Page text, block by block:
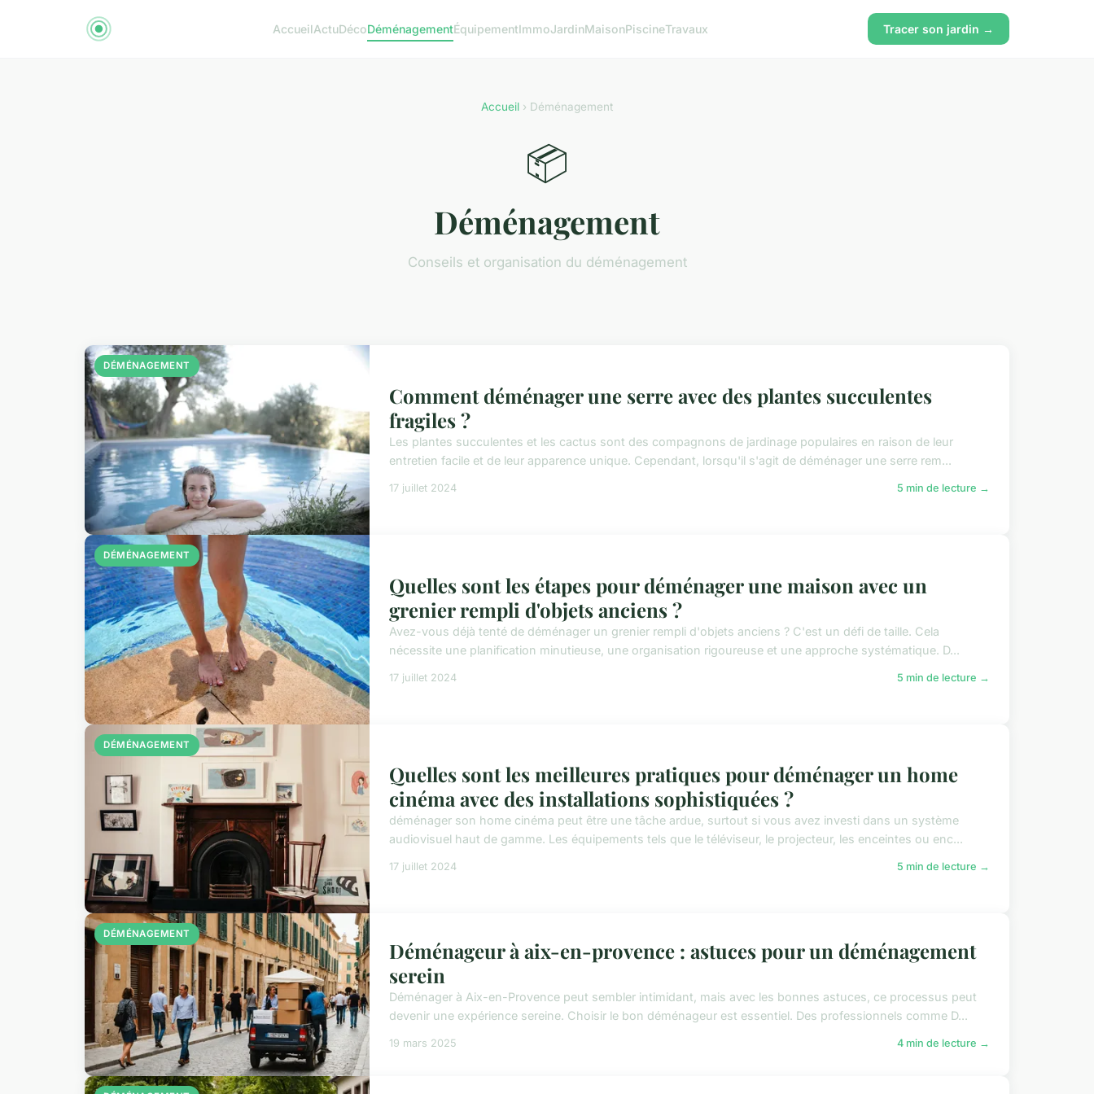
AccueilActuDécoDéménagementÉquipementImmoJardinMaisonPiscineTravaux Tracer son jardin →
Accueil › Déménagement
📦
Déménagement
Conseils et organisation du déménagement
DÉMÉNAGEMENT
Comment déménager une serre avec des plantes succulentes
fragiles ?
Les plantes succulentes et les cactus sont des compagnons de jardinage populaires en raison de leur
entretien facile et de leur apparence unique. Cependant, lorsqu'il s'agit de déménager une serre rem...
17 juillet 2024 5 min de lecture →
DÉMÉNAGEMENT
Quelles sont les étapes pour déménager une maison avec un
grenier rempli d'objets anciens ?
Avez-vous déjà tenté de déménager un grenier rempli d'objets anciens ? C'est un défi de taille. Cela
nécessite une planification minutieuse, une organisation rigoureuse et une approche systématique. D...
17 juillet 2024 5 min de lecture →
DÉMÉNAGEMENT
Quelles sont les meilleures pratiques pour déménager un home
cinéma avec des installations sophistiquées ?
déménager son home cinéma peut être une tâche ardue, surtout si vous avez investi dans un système
audiovisuel haut de gamme. Les équipements tels que le téléviseur, le projecteur, les enceintes ou enc...
17 juillet 2024 5 min de lecture →
DÉMÉNAGEMENT
Déménageur à aix-en-provence : astuces pour un déménagement
serein
Déménager à Aix-en-Provence peut sembler intimidant, mais avec les bonnes astuces, ce processus peut
devenir une expérience sereine. Choisir le bon déménageur est essentiel. Des professionnels comme D...
19 mars 2025 4 min de lecture →